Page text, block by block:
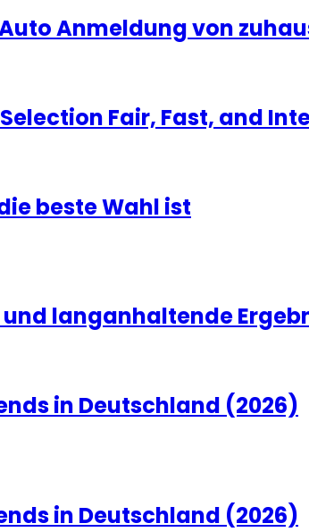
Anmeldung von
Fair, Fast, and
beste Wahl ist
langanhaltende
in Deutschland (2026)
in Deutschland (2026)